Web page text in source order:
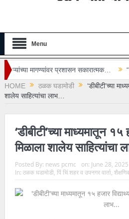
Menu
प्रशासन सकारात्मक…
“अभिजीत दीपके यांनी
HOME
ठळक घडामोडी
‘डीबीटी’च्या
शालेय साहित्यांचा लाभ…
‘डीबीटी’च्या माध्यमातून १५
मिळाला शालेय साहित्यांचा
Posted By: news pcmc on: June 28, 2025
In: ठळक घडामोडी, पिं चिं शहर व उपनगर वार्ता,